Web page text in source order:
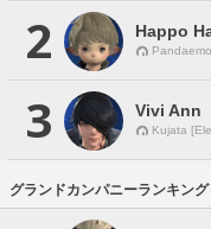
2 Happo
3 Vivi Ann
Kujata
グランドカンパニーランキング